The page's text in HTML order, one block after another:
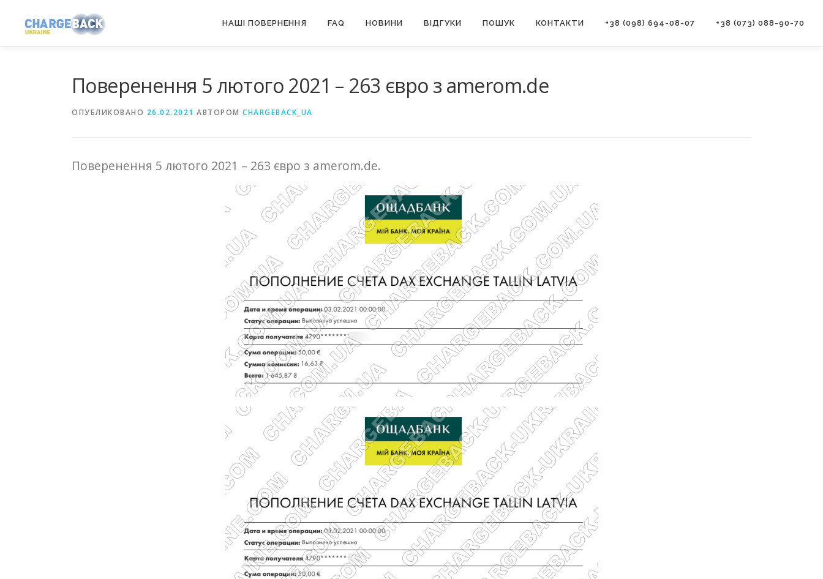
содержимому
НАШІ ПОВЕРНЕННЯ FAQ НОВИНИ ВІДГУКИ ПОШУК КОНТАКТИ +38 (098) 694-08-07 +38 (073) 088-90-70
Поверенення 5 лютого 2021 – 263 євро з amerom.de
ОПУБЛИКОВАНО 26.02.2021 АВТОРОМ CHARGEBACK_UA
Поверенення 5 лютого 2021 – 263 євро з amerom.de.